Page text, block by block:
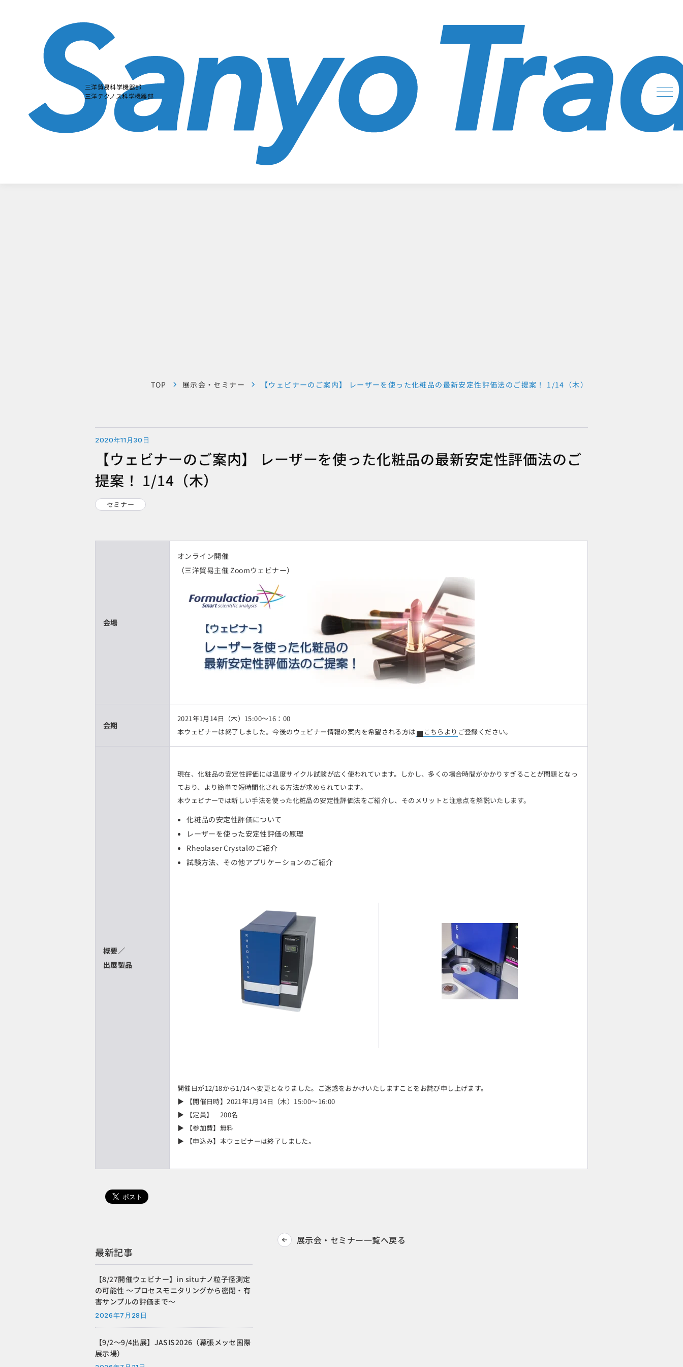
三洋貿易科学機器部
三洋テクノス科学機器部
TOP 展示会・セミナー 【ウェビナーのご案内】 レーザーを使った化粧品の最新安定性評価法のご提案！ 1/14（木）
2020年11月30日
【ウェビナーのご案内】 レーザーを使った化粧品の最新安定性評価法のご
提案！ 1/14（木）
セミナー
会場
オンライン開催
（三洋貿易主催 Zoomウェビナー）
会期
2021年1月14日（木）15:00～16：00
本ウェビナーは終了しました。今後のウェビナー情報の案内を希望される方は
こちらより ご登録ください。
概要／
出展製品
現在、化粧品の安定性評価には温度サイクル試験が広く使われています。しかし、多くの場合時間がかかりすぎることが問題となっ
ており、より簡単で短時間化される方法が求められています。
本ウェビナーでは新しい手法を使った化粧品の安定性評価法をご紹介し、そのメリットと注意点を解説いたします。
化粧品の安定性評価について
レーザーを使った安定性評価の原理
Rheolaser Crystalのご紹介
試験方法、その他アプリケーションのご紹介
開催日が12/18から1/14へ変更となりました。ご迷惑をおかけいたしますことをお詫び申し上げます。
▶ 【開催日時】2021年1月14日（木）15:00～16:00
▶ 【定員】 200名
▶ 【参加費】無料
▶ 【申込み】本ウェビナーは終了しました。
展示会・セミナー一覧へ戻る
最新記事
【8/27開催ウェビナー】in situナノ粒子径測定
の可能性 ～プロセスモニタリングから密閉・有
害サンプルの評価まで～
2026年7月28日
【9/2～9/4出展】JASIS2026（幕張メッセ国際
展示場）